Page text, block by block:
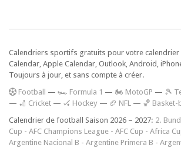
Calendriers sportifs gratuits pour votre calendrier
Calendar, Apple Calendar, Outlook, Android,
Toujours à jour, et sans compte à créer.
Football — 🏎️ Formula 1 — 🏍 MotoGP — 🎾
— 🏏 Cricket — 🏑 Hockey — 🏈 NFL — 🏀 Basket-
Calendrier de football Saison 2026 – 2027: 2.
Cup - AFC Champions League - AFC Cup - Africa
Argentine Nacional B - Argentine Primera B -